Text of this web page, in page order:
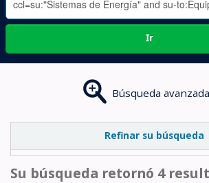
Ir
Búsqueda avanzada
Refinar su búsqueda
Su búsqueda retornó 4